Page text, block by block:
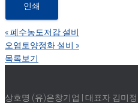
인쇄
«폐수농도저감 설비
오염토양정화 설비 »
목록보기
상호명 (유)은창기업 | 대표자 김미